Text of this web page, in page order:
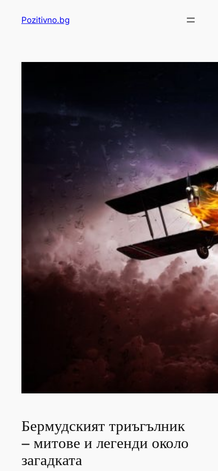
Pozitivno.bg
Бермудският триъгълник
– митове и легенди около
загадката